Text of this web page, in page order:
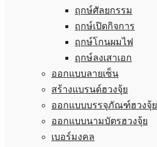
ฤกษ์ศัลยกรรม
ฤกษ์เปิดกิจการ
ฤกษ์โกนผมไฟ
ฤกษ์ลงเสาเอก
ออกแบบลายเซ็น
สร้างแบรนด์ฮวงจุ้ย
ออกแบบบรรจุภัณฑ์ฮวงจุ้ย
ออกแบบนามบัตรฮวงจุ้ย
เบอร์มงคล